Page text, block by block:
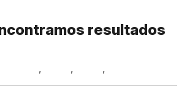
resultados
, , ,